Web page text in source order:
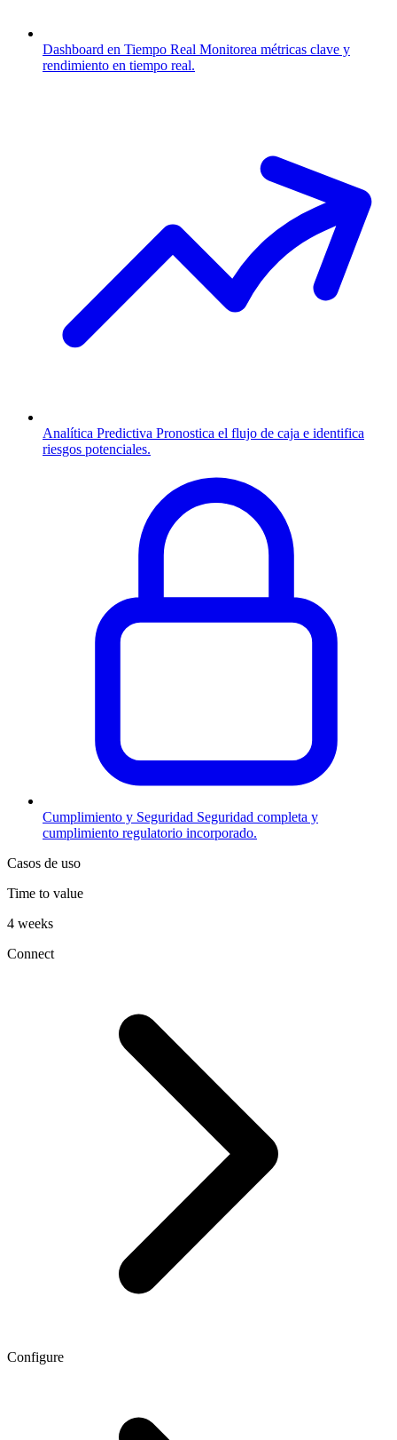
Dashboard en Tiempo Real Monitorea métricas clave y
rendimiento en tiempo real.
Analítica Predictiva Pronostica el flujo de caja e identifica
riesgos potenciales.
Cumplimiento y Seguridad Seguridad completa y
cumplimiento regulatorio incorporado.
Casos de uso
Time to value
4 weeks
Connect
Configure